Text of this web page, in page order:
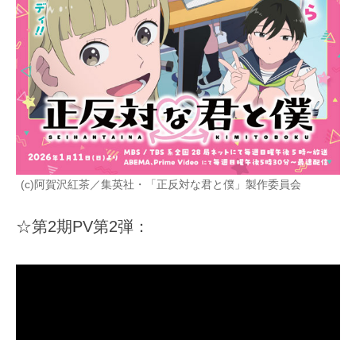
(c)阿賀沢紅茶／集英社・「正反対な君と僕」製作委員会
☆第2期PV第2弾：